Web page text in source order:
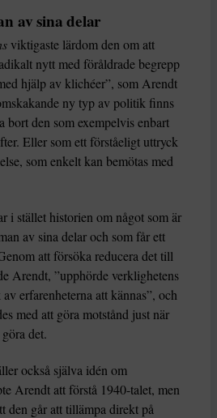
av sina delar
viktigaste lärdom den om att
nytt med föråldrade begrepp
hjälp av klichéer”, som Arendt
ny typ av politik finns
bort den som exempelvis enbart
Eller som ett förståeligt uttryck
som enkelt kan bemötas med
i stället historien om något som är
av sina delar och som får ett
att försöka reducera det till
Arendt, ”upphörde verklighetens
erfarenheterna att kännas”, och
med att göra motstånd just när
det.
också själva idén om
Arendt att förstå 1940-talet, men
den går att tillämpa direkt på